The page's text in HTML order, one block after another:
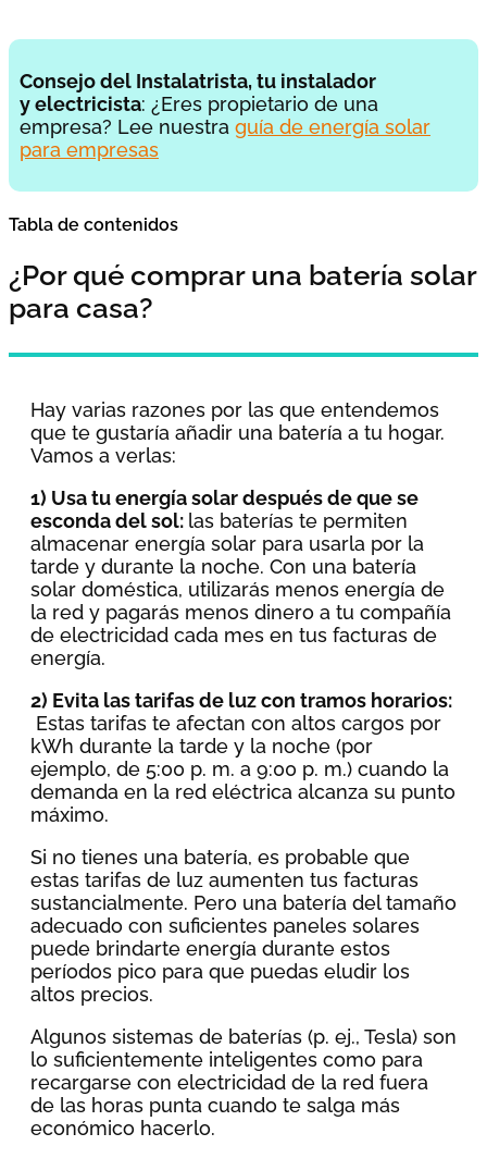
Consejo del Instalatrista, tu instalador
y electricista: ¿Eres propietario de una
empresa? Lee nuestra guía de energía solar
para empresas
Tabla de contenidos
¿Por qué comprar una batería solar
para casa?
Hay varias razones por las que entendemos
que te gustaría añadir una batería a tu hogar.
Vamos a verlas:
1) Usa tu energía solar después de que se
esconda del sol: las baterías te permiten
almacenar energía solar para usarla por la
tarde y durante la noche. Con una batería
solar doméstica, utilizarás menos energía de
la red y pagarás menos dinero a tu compañía
de electricidad cada mes en tus facturas de
energía.
2) Evita las tarifas de luz con tramos horarios:
Estas tarifas te afectan con altos cargos por
kWh durante la tarde y la noche (por
ejemplo, de 5:00 p. m. a 9:00 p. m.) cuando la
demanda en la red eléctrica alcanza su punto
máximo.
Si no tienes una batería, es probable que
estas tarifas de luz aumenten tus facturas
sustancialmente. Pero una batería del tamaño
adecuado con suficientes paneles solares
puede brindarte energía durante estos
períodos pico para que puedas eludir los
altos precios.
Algunos sistemas de baterías (p. ej., Tesla) son
lo suficientemente inteligentes como para
recargarse con electricidad de la red fuera
de las horas punta cuando te salga más
económico hacerlo.